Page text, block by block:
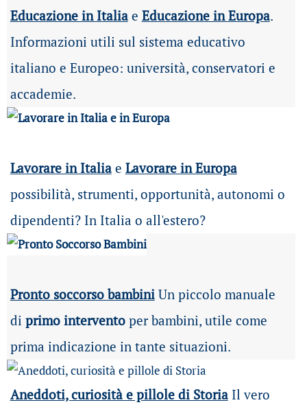
Educazione in Italiae Educazione in Europa.
Informazioni utili sul sistema educativo
italiano e Europeo: università, conservatori e
accademie.
Lavorare in Italia e Lavorare in Europa
possibilità, strumenti, opportunità, autonomi o
dipendenti? In Italia o all'estero?
Pronto soccorso bambiniUn piccolo manuale
di primo interventoper bambini, utile come
prima indicazione in tante situazioni.
Aneddoti, curiosità e pillole di Storia Il vero